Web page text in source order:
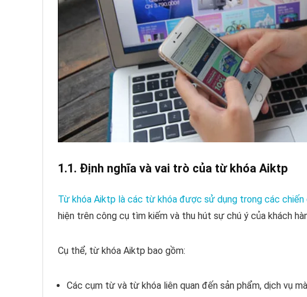
1.1. Định nghĩa và vai trò của từ khóa Aiktp
Từ khóa Aiktp là các từ khóa được sử dụng trong các chiến
hiện trên công cụ tìm kiếm và thu hút sự chú ý của khách
Cụ thể, từ khóa Aiktp bao gồm:
Các cụm từ và từ khóa liên quan đến sản phẩm, dịch vụ